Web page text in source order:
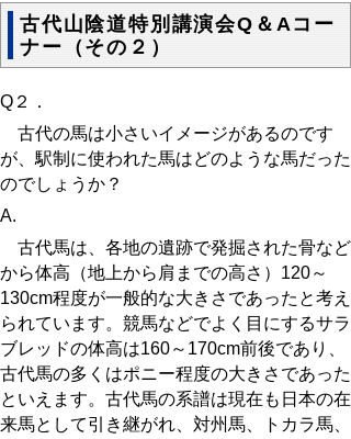
古代山陰道特別講演会Q＆Aコー
ナー（その２）
Q２．
古代の馬は小さいイメージがあるのです
が、駅制に使われた馬はどのような馬だった
のでしょうか？
A.
古代馬は、各地の遺跡で発掘された骨など
から体高（地上から肩までの高さ）120～
130cm程度が一般的な大きさであったと考え
られています。競馬などでよく目にするサラ
ブレッドの体高は160～170cm前後であり、
古代馬の多くはポニー程度の大きさであった
といえます。古代馬の系譜は現在も日本の在
来馬として引き継がれ、対州馬、トカラ馬、